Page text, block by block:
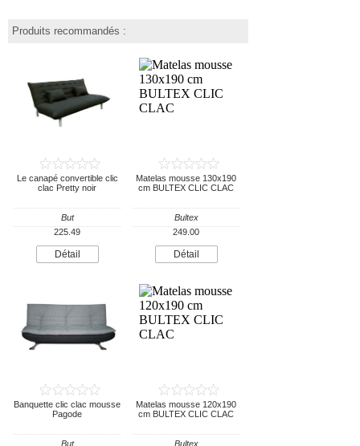
Produits recommandés :
Le canapé convertible clic
clac Pretty noir
But
225.49
Détail
Matelas mousse 130x190
cm BULTEX CLIC CLAC
Bultex
249.00
Détail
Banquette clic clac mousse
Pagode
But
Matelas mousse 120x190
cm BULTEX CLIC CLAC
Bultex